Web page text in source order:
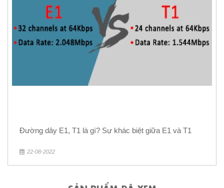
Đường dây E1, T1 là gì? Sự khác biệt giữa E1 và T1
22-08-2022